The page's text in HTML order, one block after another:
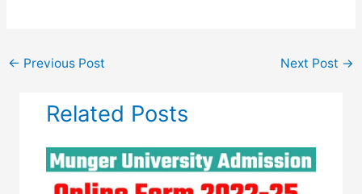
← Previous Post Next Post →
Related Posts